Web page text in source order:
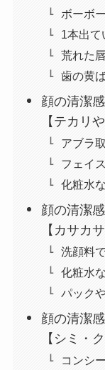
ボーボ
1本出て
荒れた
歯の黄
顔の清潔
【テカリ
アブラ
フェイ
化粧水
顔の清潔
【カサカ
洗顔料
化粧水
パック
顔の清潔
【シミ・
コンシ